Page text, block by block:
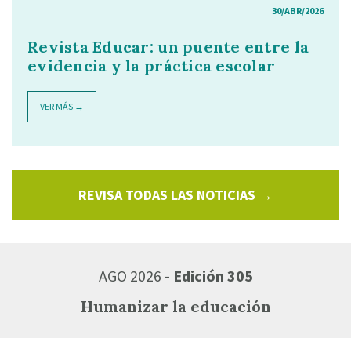
30/ABR/2026
Revista Educar: un puente entre la
evidencia y la práctica escolar
VER MÁS →
REVISA TODAS LAS NOTICIAS →
AGO 2026 - Edición 305
Humanizar la educación